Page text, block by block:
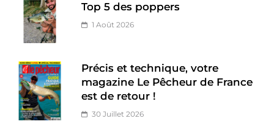
Top 5 des poppers
1 Août 2026
Précis et technique, votre
magazine Le Pêcheur de France
est de retour !
30 Juillet 2026